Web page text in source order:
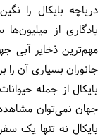
دریاچه بایکال را
یادگاری از
مهم‌ترین ذخایر آبی
جانوران بسیاری آن را
بایکال از جمله
جهان نمی‌توان
بایکال نه تنها یک